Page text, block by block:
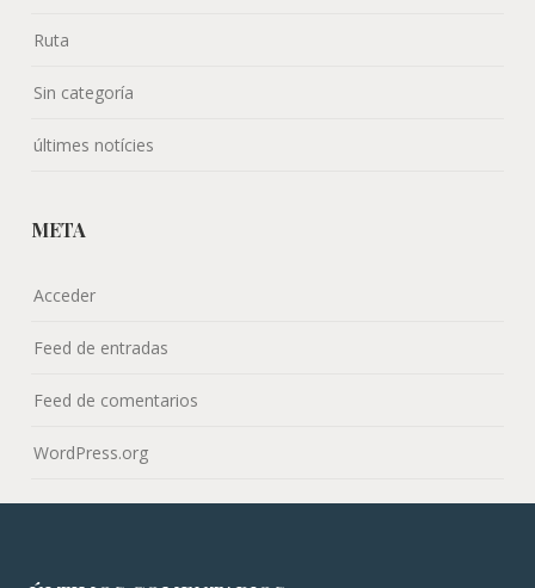
Ruta
Sin categoría
últimes notícies
META
Acceder
Feed de entradas
Feed de comentarios
WordPress.org